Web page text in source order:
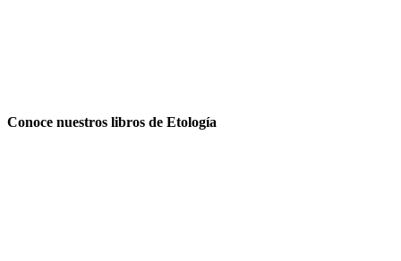
Conoce nuestros libros de Etología